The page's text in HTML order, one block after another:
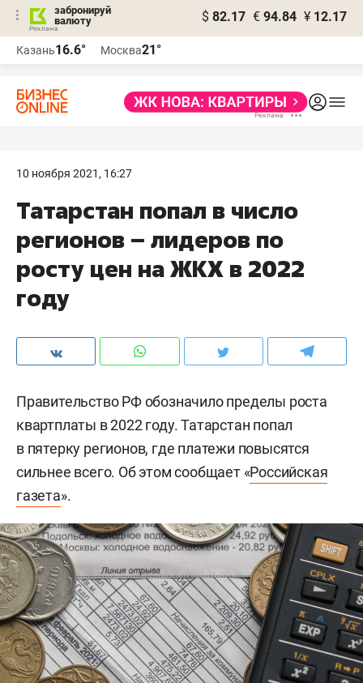
забронируй
валюту
$ 82.17 € 94.84 ¥ 12.17
Казань16.6° Москва21°
10 ноября 2021, 16:27
Татарстан попал в число
регионов – лидеров по
росту цен на ЖКХ в 2022
году
Правительство РФ обозначило пределы роста
квартплаты в 2022 году. Татарстан попал
в пятерку регионов, где платежи повысятся
сильнее всего. Об этом сообщает «Российская
газета».